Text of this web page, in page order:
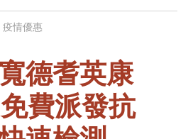
疫情優惠
德耆英康
費派發抗